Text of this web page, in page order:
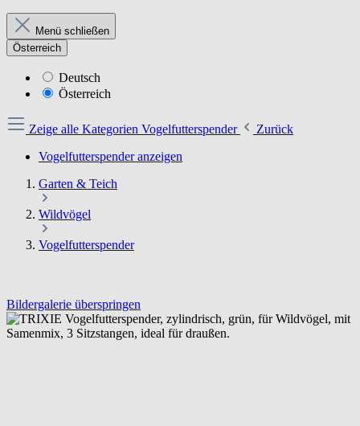
Menü schließen
Österreich
Deutsch
Österreich
Zeige alle Kategorien Vogelfutterspender
Zurück
Vogelfutterspender anzeigen
Garten & Teich
Wildvögel
Vogelfutterspender
Bildergalerie überspringen